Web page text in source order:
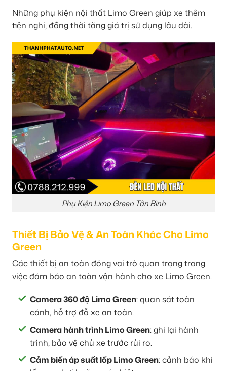
Những phụ kiện nội thất Limo Green giúp xe thêm
tiện nghi, đồng thời tăng giá trị sử dụng lâu dài.
Phụ Kiện Limo Green Tân Bình
Thiết Bị Bảo Vệ & An Toàn Khác Cho Limo
Green
Các thiết bị an toàn đóng vai trò quan trọng trong
việc đảm bảo an toàn vận hành cho xe Limo Green.
Camera 360 độ Limo Green: quan sát toàn
cảnh, hỗ trợ đỗ xe an toàn.
Camera hành trình Limo Green: ghi lại hành
trình, bảo vệ chủ xe trước rủi ro.
Cảm biến áp suất lốp Limo Green: cảnh báo khi